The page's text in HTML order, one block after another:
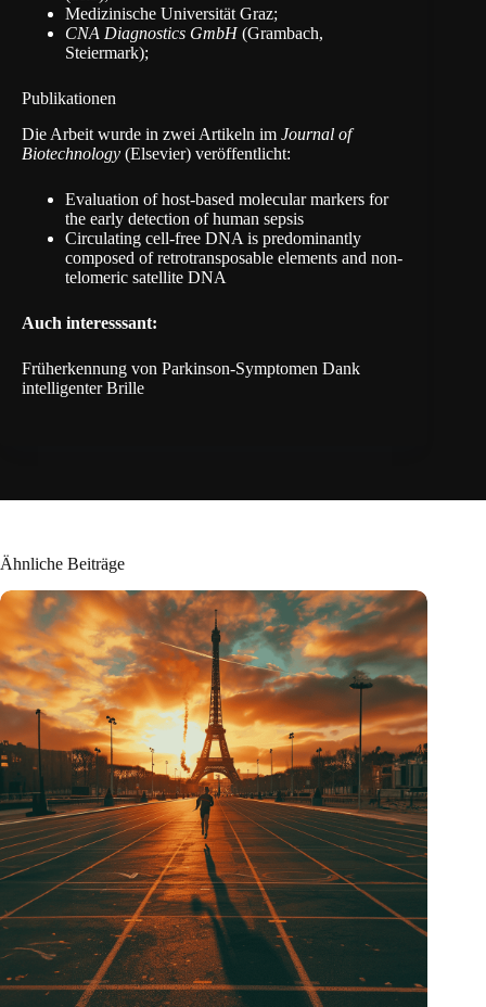
Medizinische Universität Graz;
CNA Diagnostics GmbH(Grambach,
Steiermark);
Publikationen
Die Arbeit wurde in zwei Artikeln im Journal of
Biotechnology (Elsevier) veröffentlicht:
Evaluation of host-based molecular markers for
the early detection of human sepsis
Circulating cell-free DNA is predominantly
composed of retrotransposable elements and non-
telomeric satellite DNA
Auch interesssant:
Früherkennung von Parkinson-Symptomen Dank
intelligenter Brille
Ähnliche Beiträge